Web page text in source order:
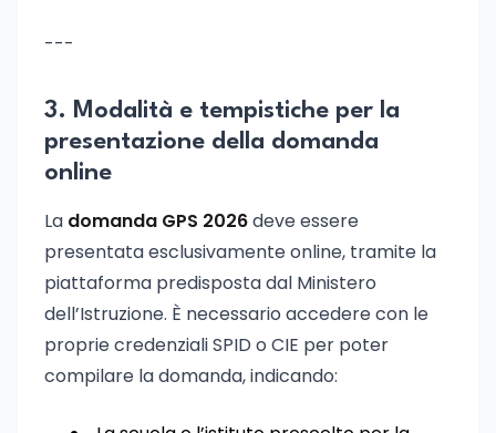
---
3. Modalità e tempistiche per la
presentazione della domanda
online
La domanda GPS 2026deve essere
presentata esclusivamente online, tramite la
piattaforma predisposta dal Ministero
dell’Istruzione. È necessario accedere con le
proprie credenziali SPID o CIE per poter
compilare la domanda, indicando: